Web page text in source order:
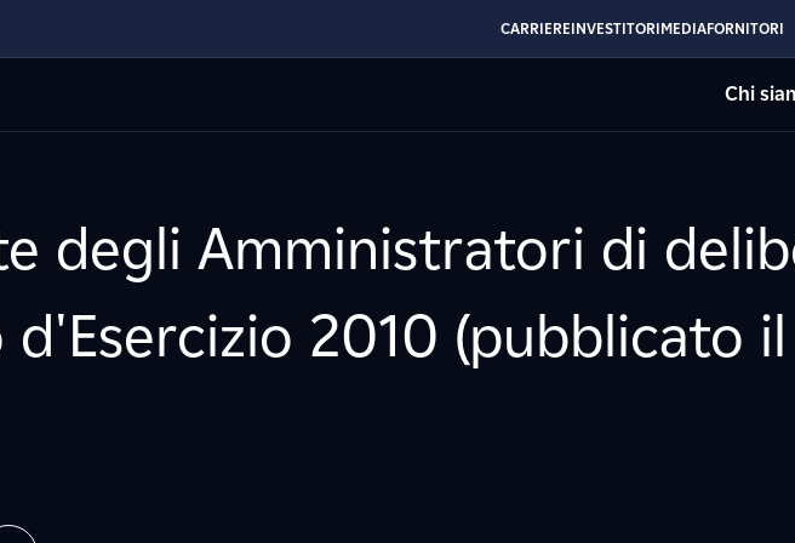
CARRIEREINVESTITORIMEDIAFORNITORI
Chi
degli Amministratori di
d'Esercizio 2010 (pubblicato